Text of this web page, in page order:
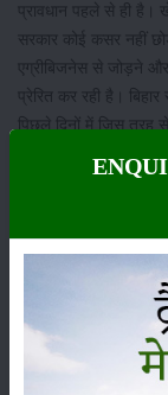
प्रावधान पहले से ही
सरकार कोई कसर नहीं
एग्रीबिजनेस से जोड़ने
प्रेरित कर रही है।
पिछले दिनों में जिस तरह
चलाना। साथ ही साथ
आने वाले समय में किसान
जिंदगी जी सकेंगे।